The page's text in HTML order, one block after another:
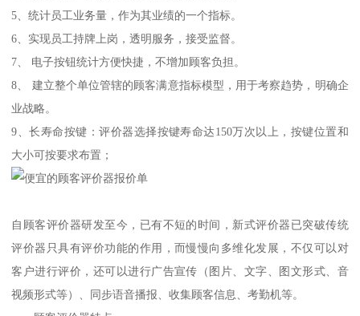
5、统计员工业务量，作为其业绩的一个指标。
6、实现员工持牌上岗，透明服务，接受监督。
7、 电子按钮统计方便快捷，不增加顾客负担。
8、 建立整个单位管辖的顾客满意指标模型，用于考察趋势，明确企
业战略。
9、长寿命按键：评价器选择按键寿命达150万次以上，按键位置和
大小可按要求布置；
自顾客评价器研发至今，已有不短的时间，新式评价器已突破传统
评价器只具有评价功能的作用，而慢慢向多维化发展，不仅可以对
客户进行评价，还可以进行广告宣传（图片、文字、图文形式、音
视频形式等）、同步语音播报、收集顾客信息、考勤机等。